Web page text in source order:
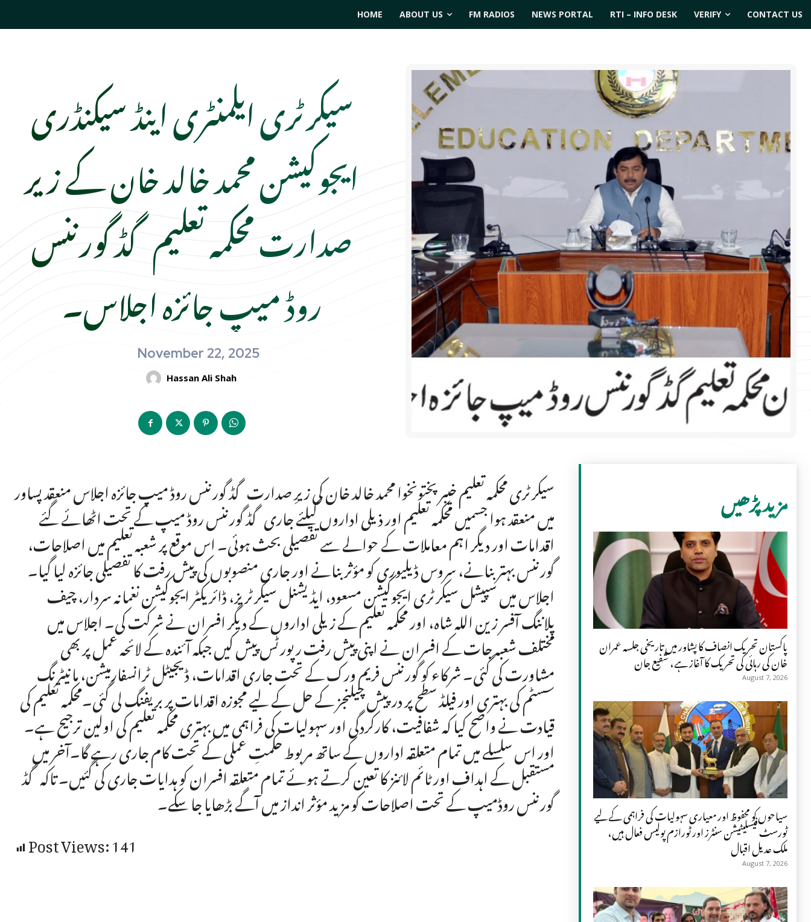
HOME ABOUT US FM RADIOS NEWS PORTAL RTI – INFO DESK VERIFY CONTACT US
سیکرٹری ایلمنٹری اینڈ سیکنڈری
ایجوکیشن محمد خالد خان کے زیر
صدارت محکمہ تعلیم گڈ گورننس
روڈ میپ جائزہ اجلاس۔
November 22, 2025
Hassan Ali Shah
سیکرٹری محکمہ تعلیم خیبر پختونخوا محمد خالد خان کی زیرِ صدارت گڈ گورننس روڈ میپ جائزہ اجلاس منعقد پساور
میں منعقد ہوا جسمیں محکمہ تعلیم اور ذیلی اداروں کیلئے جاری گڈ گورننس روڈ میپ کے تحت اٹھائے گئے
اقدامات اور دیگر اہم معاملات کے حوالے سے تفصیلی بحث ہوئی۔ اس موقع پر شعبہ تعلیم میں اصلاحات،
گورننس بہتر بنانے، سروس ڈیلیوری کو مؤثر بنانے اور جاری منصوبوں کی پیش رفت کا تفصیلی جائزہ لیا گیا۔
اجلاس میں سپیشل سیکرٹری ایجوکیشن مسعود، ایڈیشنل سیکرٹریز، ڈائریکٹر ایجوکیشن نغمانہ سردار، چیف
پلاننگ آفسر زین اللہ شاہ، اور محکمہ تعلیم کے زیلی اداروں کے دیگر افسران نے شرکت کی۔ اجلاس میں
مختلف شعبہ جات کے افسران نے اپنی پیش رفت رپورٹس پیش کیں جبکہ آئندہ کے لائحہ عمل پر بھی
مشاورت کی گئی۔ شرکاء کو گورننس فریم ورک کے تحت جاری اقدامات، ڈیجیٹل ٹرانسفارمیشن، مانیٹرنگ
سسٹم کی بہتری اور فیلڈ سطح پر درپیش چیلنجز کے حل کے لیے مجوزہ اقدامات پر بریفنگ لی گئی۔محکمہ تعلیم کی
قیادت نے واضح کیا کہ شفافیت، کارکردگی اور سہولیات کی فراہمی میں بہتری محکمہ تعلیم کی اولین ترجیح ہے۔
اور اس سلسلے میں تمام متعلقہ اداروں کے ساتھ مربوط حکمتِ عملی کے تحت کام جاری رہے گا۔آخر میں
مستقبل کے اہداف اور ٹائم لائنز کا تعین کرتے ہوئے تمام متعلقہ افسران کو ہدایات جاری کی گئیں۔ تاکہ گڈ
گورننس روڈمیپ کے تحت اصلاحات کو مزید مؤثر انداز میں آگے بڑھایا جا سکے۔
Post Views:141
مزید پڑھیں
پاکستان تحریک انصاف کا پشاور میں تاریخی جلسہ عمران
خان کی رہائی کی تحریک کا آغاز ہے، شفیع جان
August 7, 2026
سیاحوں کو محفوظ اور معیاری سہولیات کی فراہمی کے لیے
ٹورسٹ فیسلیٹیشن سنٹرز اور ٹورازم پولیس فعال ہیں،
ملک عدیل اقبال
August 7, 2026